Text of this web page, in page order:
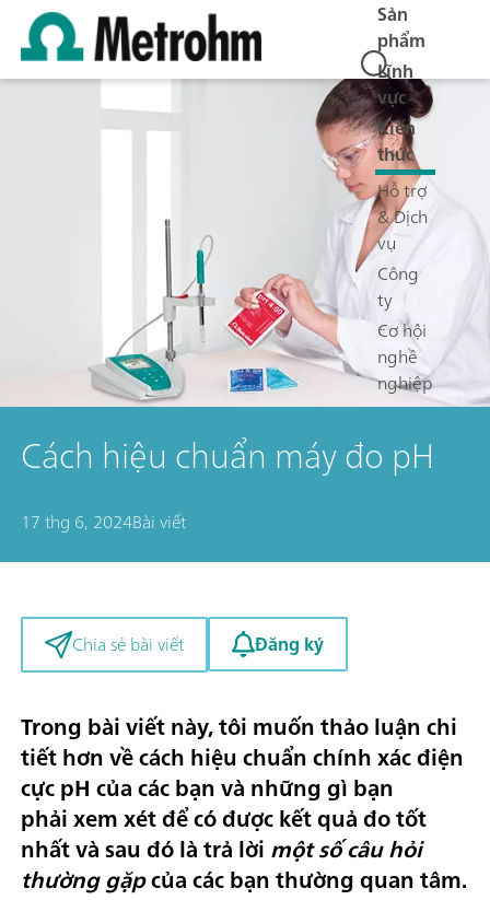
Sản
phẩm
Lĩnh
vực
Kiến
thức
Hỗ trợ
& Dịch
vụ
Công
ty
Cơ hội
nghề
nghiệp
Cách hiệu chuẩn máy đo pH
17 thg 6, 2024Bài viết
Chia sẻ bài viết Đăng ký
Trong bài viết này, tôi muốn thảo luận chi
tiết hơn về cách hiệu chuẩn chính xác điện
cực pH của các bạn và những gì bạn
phải xem xét để có được kết quả đo tốt
nhất và sau đó là trả lời một số câu hỏi
thường gặpcủa các bạn thường quan tâm.